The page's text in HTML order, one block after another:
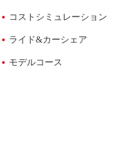
コストシミュレーション
ライド&カーシェア
モデルコース